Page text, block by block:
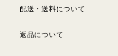
配送・送料について
返品について